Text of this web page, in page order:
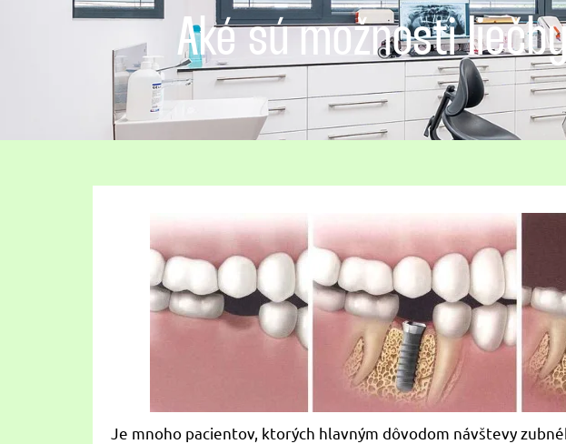
Aké sú možnosti
Je mnoho pacientov, ktorých hlavným dôvodom návštevy